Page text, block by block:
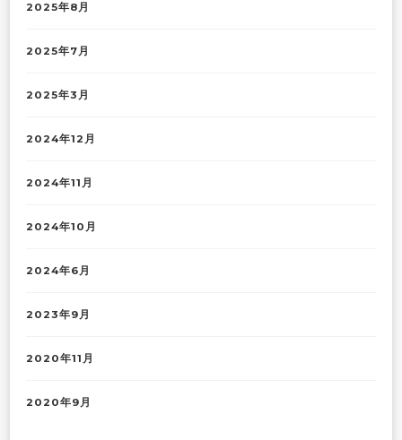
2025年8月
2025年7月
2025年3月
2024年12月
2024年11月
2024年10月
2024年6月
2023年9月
2020年11月
2020年9月